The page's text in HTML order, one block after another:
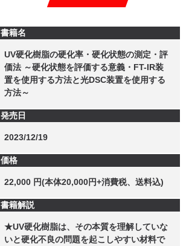
書籍名
UV硬化樹脂の硬化率・硬化状態の測定・評
価法 ～硬化状態を評価する意義・FT-IR装
置を使用する方法と光DSC装置を使用する
方法～
発売日
2023/12/19
価格
22,000 円(本体20,000円+消費税、送料込)
書籍解説
★UV硬化樹脂は、その本質を理解していな
いと硬化不良の問題を起こしやすい材料で